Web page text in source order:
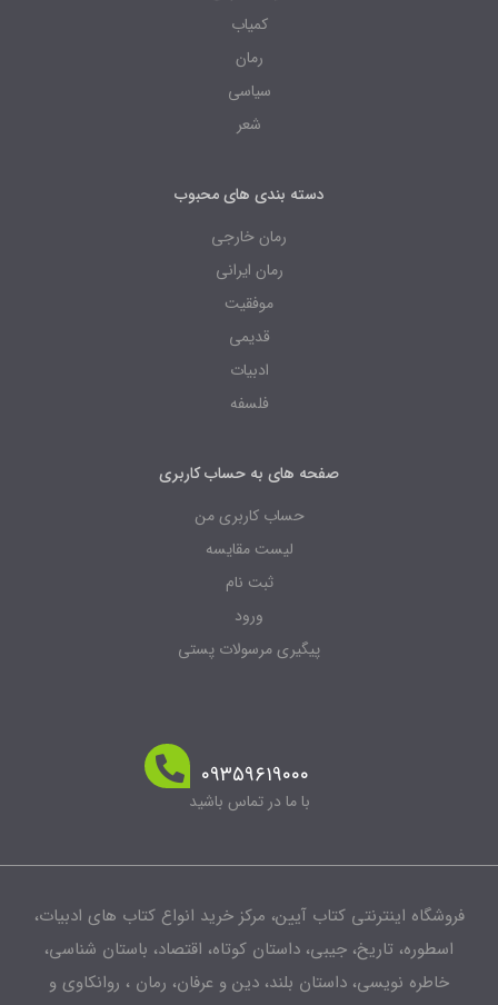
کمیاب
رمان
سیاسی
شعر
دسته بندی های محبوب
رمان خارجی
رمان ایرانی
موفقیت
قدیمی
ادبیات
فلسفه
صفحه های به حساب کاربری
حساب کاربری من
لیست مقایسه
ثبت نام
ورود
پیگیری مرسولات پستی
۰۹۳۵۹۶۱۹۰۰۰
با ما در تماس باشید
فروشگاه اینترنتی کتاب آیین، مرکز خرید انواع کتاب های ادبیات،
اسطوره، تاریخ، جیبی، داستان کوتاه، اقتصاد، باستان شناسی،
خاطره نویسی، داستان بلند، دین و عرفان، رمان ، روانکاوی و